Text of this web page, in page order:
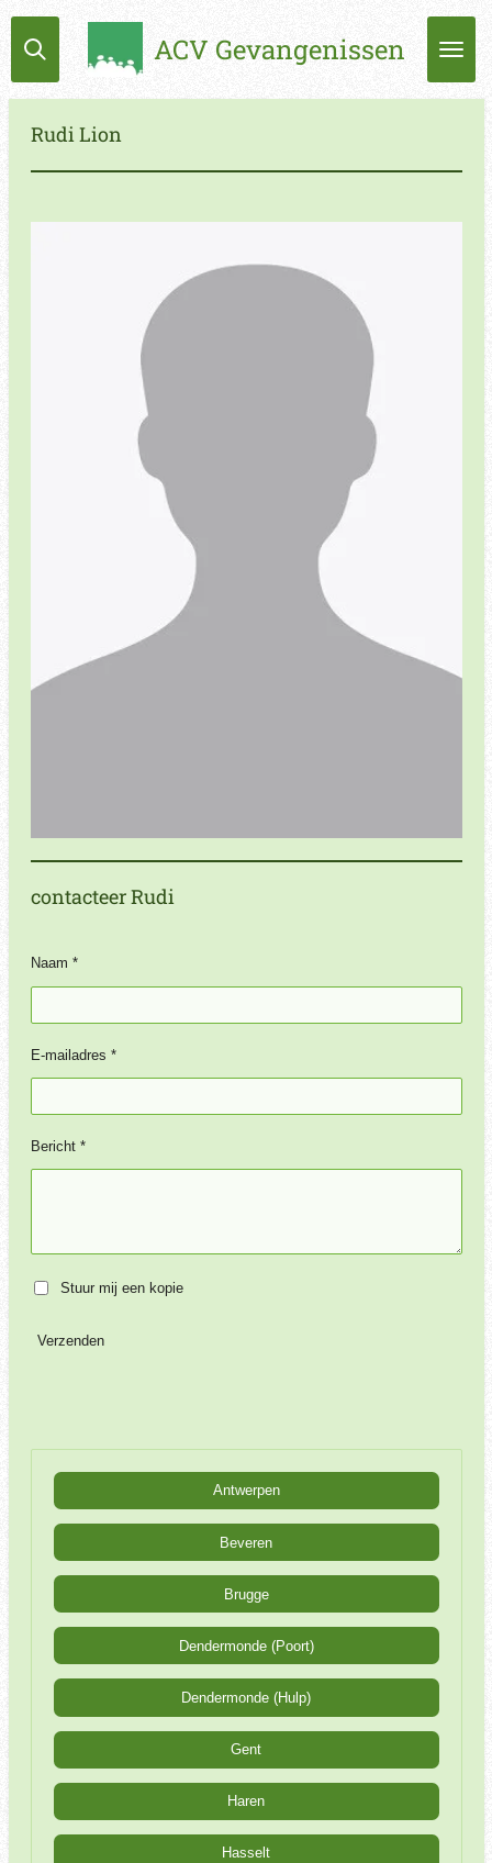
Ga
direct
de
hoofdinhoud
ACV Gevangenissen
Rudi Lion
contacteer Rudi
Naam *
E-mailadres *
Bericht *
Stuur mij een kopie
Verzenden
Antwerpen
Beveren
Brugge
Dendermonde (Poort)
Dendermonde (Hulp)
Gent
Haren
Hasselt